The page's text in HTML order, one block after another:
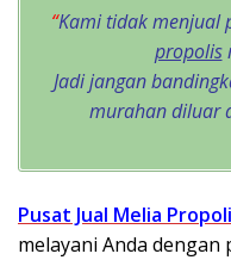
“Kami tidak menjual
propolis
Jadi jangan
murahan diluar
Pusat Jual Melia
melayani Anda dengan